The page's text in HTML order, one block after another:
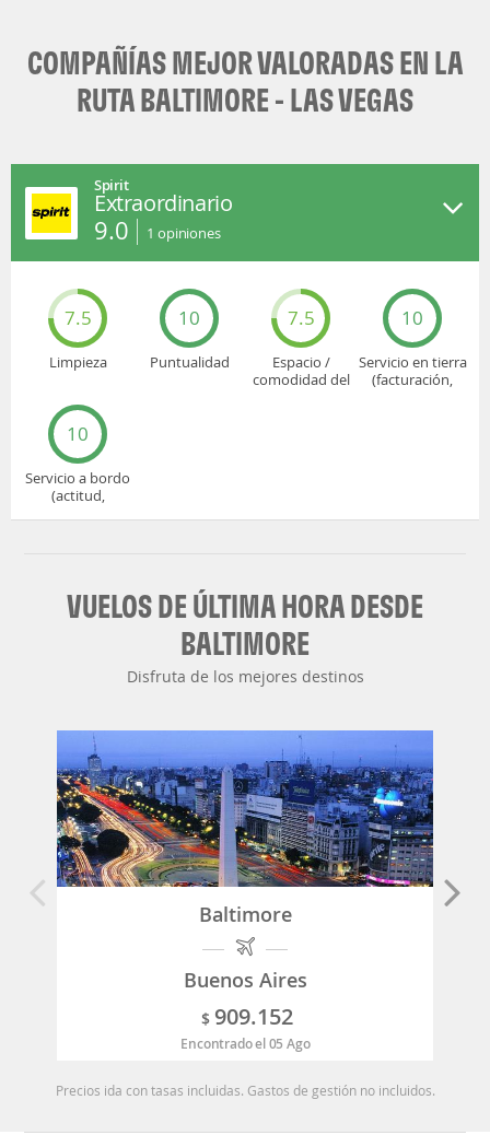
COMPAÑÍAS MEJOR VALORADAS EN LA
RUTA BALTIMORE - LAS VEGAS
Spirit
Extraordinario
9.0 1 opiniones
7.5
Limpieza
10
Puntualidad
7.5
Espacio /
comodidad del
10
Servicio en tierra
(facturación,
10
Servicio a bordo
(actitud,
VUELOS DE ÚLTIMA HORA DESDE
BALTIMORE
Disfruta de los mejores destinos
Baltimore
Buenos Aires
$ 909.152
Encontrado el 05 Ago
Precios ida con tasas incluidas. Gastos de gestión no incluidos.